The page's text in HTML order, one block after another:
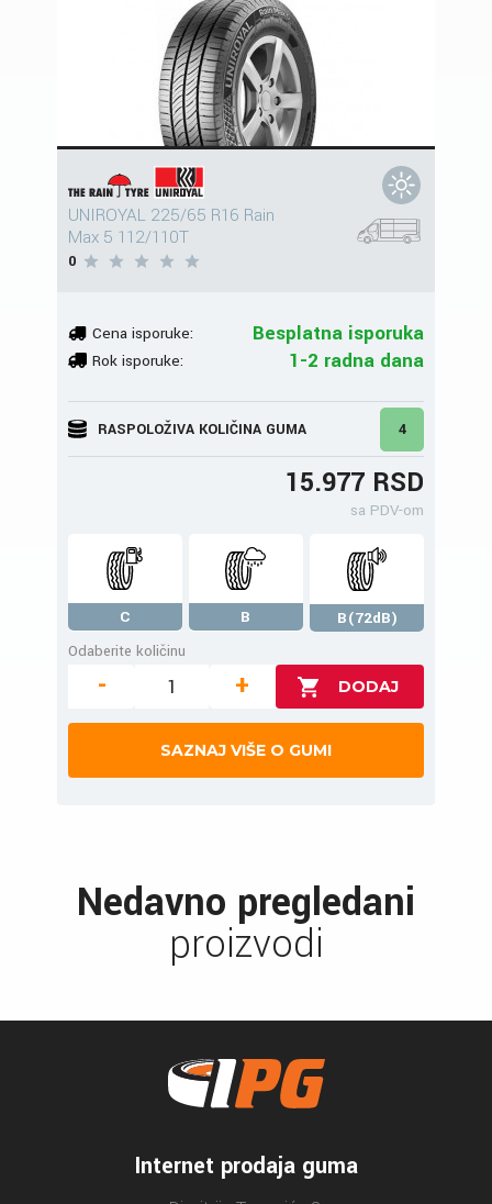
UNIROYAL 225/65 R16 Rain
Max 5 112/110T
0
Cena isporuke: Besplatna isporuka
Rok isporuke: 1-2 radna dana
RASPOLOŽIVA KOLIČINA GUMA 4
15.977 RSD
sa PDV-om
C B
B(72dB)
Odaberite količinu
- +
SAZNAJ VIŠE O GUMI
Nedavno pregledani
proizvodi
Internet prodaja guma